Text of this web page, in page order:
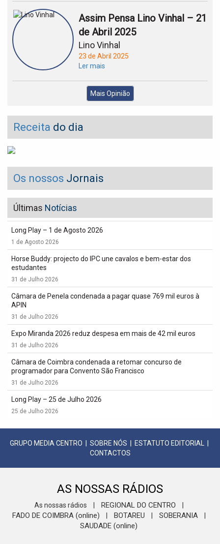
Assim Pensa Lino Vinhal – 21
de Abril 2025
Lino Vinhal
23 de Abril 2025
Ler mais
Mais Opinião
Receita do dia
Os nossos Jornais
Últimas Notícias
Long Play – 1 de Agosto 2026
1 de Agosto 2026
Horse Buddy: projecto do IPC une cavalos e bem-estar dos
estudantes
31 de Julho 2026
Câmara de Penela condenada a pagar quase 769 mil euros à
APIN
31 de Julho 2026
Expo Miranda 2026 reduz despesa em mais de 42 mil euros
31 de Julho 2026
Câmara de Coimbra condenada a retomar concurso de
programador para Convento São Francisco
31 de Julho 2026
Long Play – 25 de Julho 2026
25 de Julho 2026
GRUPO MEDIA CENTRO SOBRE NÓS ESTATUTO EDITORIAL
CONTACTOS
AS NOSSAS RÁDIOS
As nossas rádios REGIONAL DO CENTRO
FADO DE COIMBRA (online) BOTAREU SOBERANIA
SAUDADE (online)